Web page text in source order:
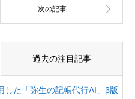
過去の注目記事
した「弥生の記帳代行AI」β版